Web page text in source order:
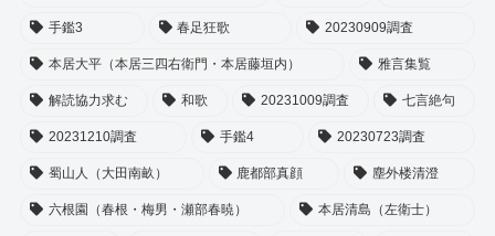
手鑑3 春足狂歌 20230909調査
本居大平（本居三四右衛門・本居藤垣内） 雅言集覧
解読協力求む 和歌 20231009調査 七言絶句
20231210調査 手鑑4 20230723調査
蜀山人（大田南畝） 鹿都部真顔 塵外楼清澄
六根園（春根・梅男・瀬部春暁） 本居清島（左衛士）